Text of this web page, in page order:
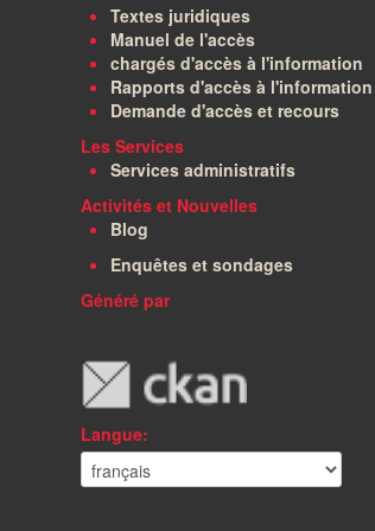
Textes juridiques
Manuel de l'accès
chargés d'accès à l'information
Rapports d'accès à l'information
Demande d'accès et recours
Les Services
Services administratifs
Activités et Nouvelles
Blog
Enquêtes et sondages
Généré par
Langue